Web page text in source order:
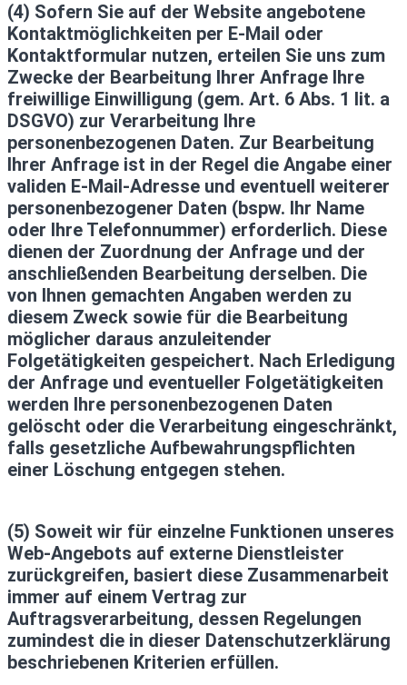
(4) Sofern Sie auf der Website angebotene
Kontaktmöglichkeiten per E-Mail oder
Kontaktformular nutzen, erteilen Sie uns zum
Zwecke der Bearbeitung Ihrer Anfrage Ihre
freiwillige Einwilligung (gem. Art. 6 Abs. 1 lit. a
DSGVO) zur Verarbeitung Ihre
personenbezogenen Daten. Zur Bearbeitung
Ihrer Anfrage ist in der Regel die Angabe einer
validen E-Mail-Adresse und eventuell weiterer
personenbezogener Daten (bspw. Ihr Name
oder Ihre Telefonnummer) erforderlich. Diese
dienen der Zuordnung der Anfrage und der
anschließenden Bearbeitung derselben. Die
von Ihnen gemachten Angaben werden zu
diesem Zweck sowie für die Bearbeitung
möglicher daraus anzuleitender
Folgetätigkeiten gespeichert. Nach Erledigung
der Anfrage und eventueller Folgetätigkeiten
werden Ihre personenbezogenen Daten
gelöscht oder die Verarbeitung eingeschränkt,
falls gesetzliche Aufbewahrungspflichten
einer Löschung entgegen stehen.
(5) Soweit wir für einzelne Funktionen unseres
Web-Angebots auf externe Dienstleister
zurückgreifen, basiert diese Zusammenarbeit
immer auf einem Vertrag zur
Auftragsverarbeitung, dessen Regelungen
zumindest die in dieser Datenschutzerklärung
beschriebenen Kriterien erfüllen.